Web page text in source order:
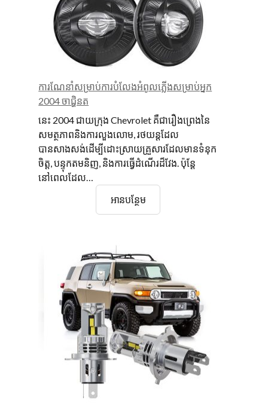
ការណែនាំសម្រាប់ការបំលែងអំពូលភ្លើងសម្រាប់អ្នក
2004 ចាជ្ហិនត
នេះ 2004 ជាយក្រុង Chevrolet គឺជារឿងព្រេងនៃ
សមត្ថភាពនិងការលួងលោម, រថយន្តដែល
បានសាងសង់ដើម្បីដោះស្រាយគ្រួសារដែលមានទំនុក
ចិត្ត, បន្ទុកតមនិញ, និងការធ្វើដំណើរដ៏វែង. ប៉ុន្តែ
នៅពេលដែល…
អានបន្ថែមការ
ណែនាំ
លែង
អំពូល
ភ្លើង
សម្រាប់
អ្នក
2004
ចាជ្ហិនត